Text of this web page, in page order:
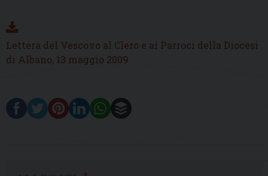
Lettera del Vescovo al Clero e ai Parroci della Diocesi
di Albano, 13 maggio 2009